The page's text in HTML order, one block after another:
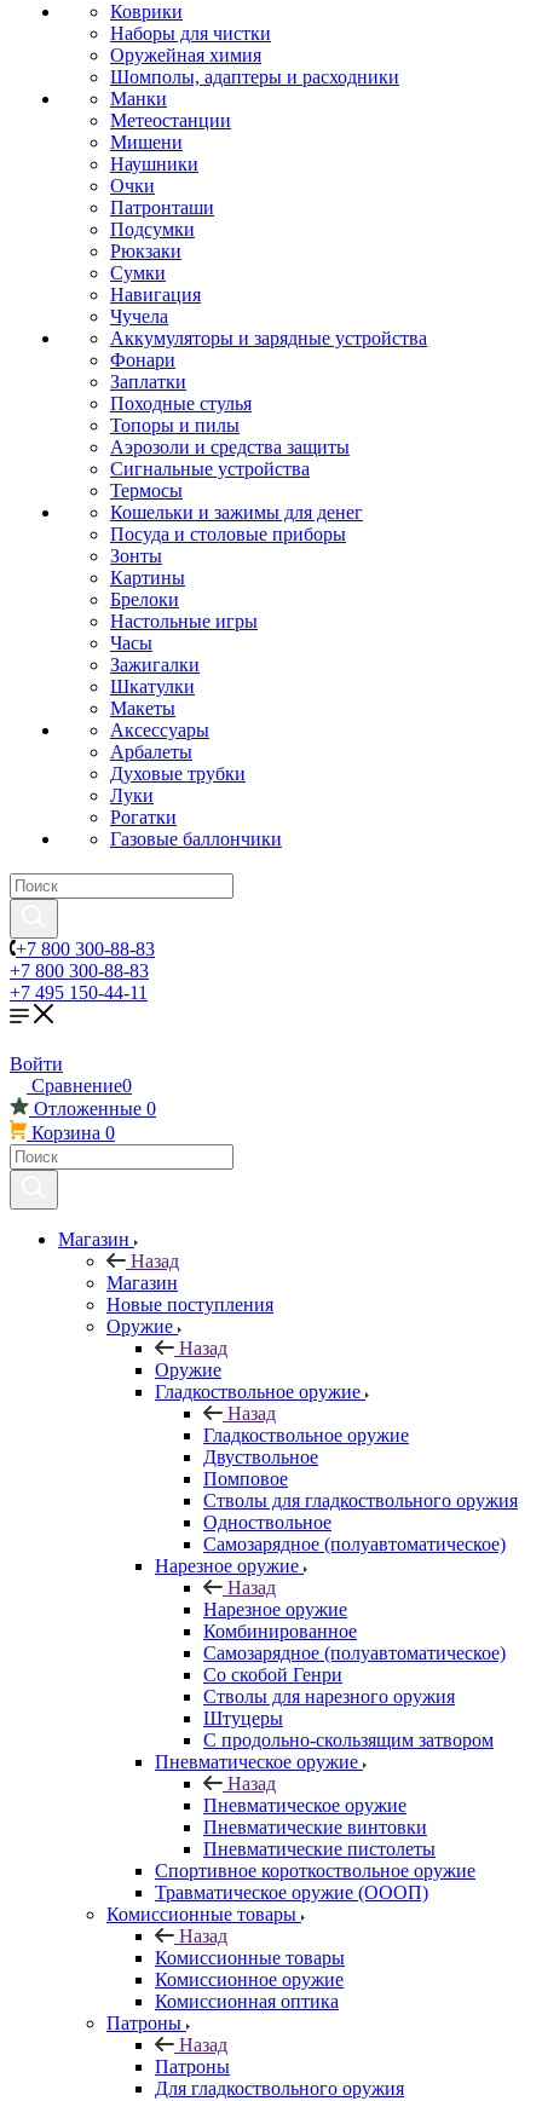
Коврики
Наборы для чистки
Оружейная химия
Шомполы, адаптеры и расходники
Манки
Метеостанции
Мишени
Наушники
Очки
Патронташи
Подсумки
Рюкзаки
Сумки
Навигация
Чучела
Аккумуляторы и зарядные устройства
Фонари
Заплатки
Походные стулья
Топоры и пилы
Аэрозоли и средства защиты
Сигнальные устройства
Термосы
Кошельки и зажимы для денег
Посуда и столовые приборы
Зонты
Картины
Брелоки
Настольные игры
Часы
Зажигалки
Шкатулки
Макеты
Аксессуары
Арбалеты
Духовые трубки
Луки
Рогатки
Газовые баллончики
+7 800 300-88-83
+7 800 300-88-83
+7 495 150-44-11
Войти
Сравнение0
Отложенные 0
Корзина 0
Магазин
Назад
Магазин
Новые поступления
Оружие
Назад
Оружие
Гладкоствольное оружие
Назад
Гладкоствольное оружие
Двуствольное
Помповое
Стволы для гладкоствольного оружия
Одноствольное
Самозарядное (полуавтоматическое)
Нарезное оружие
Назад
Нарезное оружие
Комбинированное
Самозарядное (полуавтоматическое)
Со скобой Генри
Стволы для нарезного оружия
Штуцеры
С продольно-скользящим затвором
Пневматическое оружие
Назад
Пневматическое оружие
Пневматические винтовки
Пневматические пистолеты
Спортивное короткоствольное оружие
Травматическое оружие (ОООП)
Комиссионные товары
Назад
Комиссионные товары
Комиссионное оружие
Комиссионная оптика
Патроны
Назад
Патроны
Для гладкоствольного оружия